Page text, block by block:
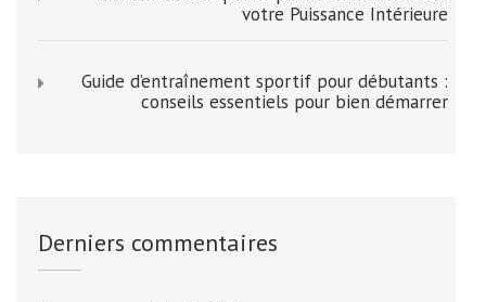
votre Puissance Intérieure
Guide d’entraînement sportif pour débutants :
conseils essentiels pour bien démarrer
Derniers commentaires